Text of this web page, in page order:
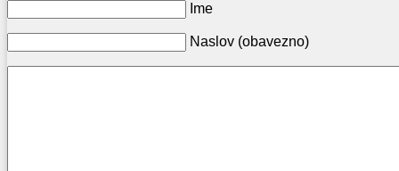
Ime
Naslov (obavezno)